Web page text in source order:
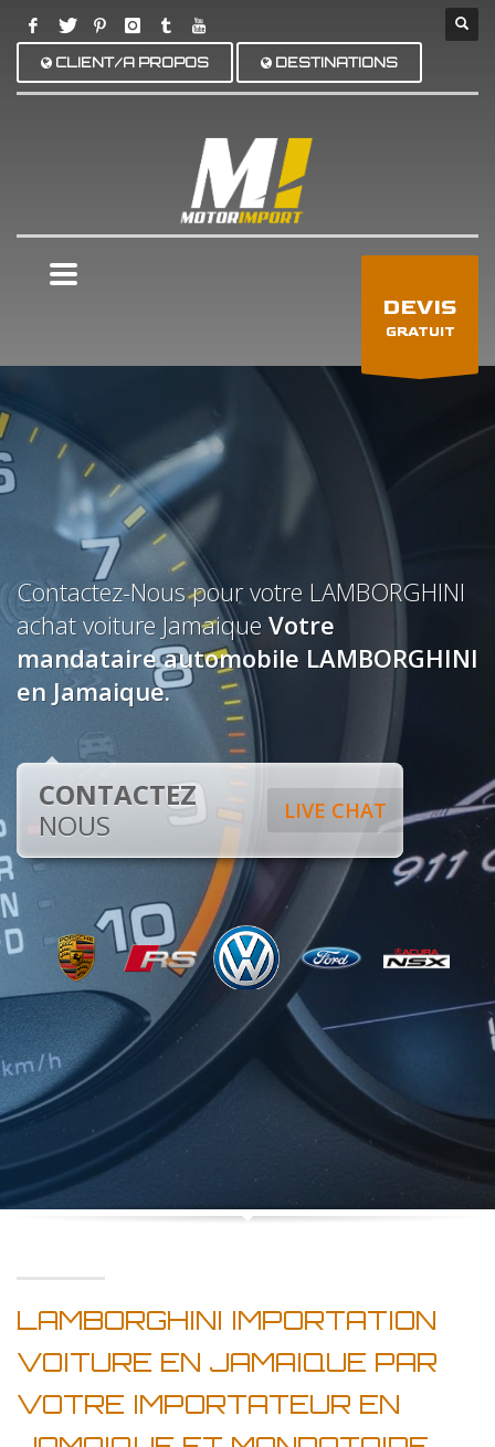
CLIENT/A PROPOS DESTINATIONS
DEVIS
GRATUIT
Contactez-Nous pour votre LAMBORGHINI
achat voiture Jamaique Votre
mandataire automobile LAMBORGHINI
en Jamaique.
LIVE CHAT
CONTACTEZ
NOUS
LAMBORGHINI IMPORTATION
VOITURE EN JAMAIQUE PAR
VOTRE IMPORTATEUR EN